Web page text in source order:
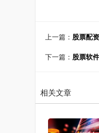
上一篇： 股票配
下一篇： 股票软
相关文章